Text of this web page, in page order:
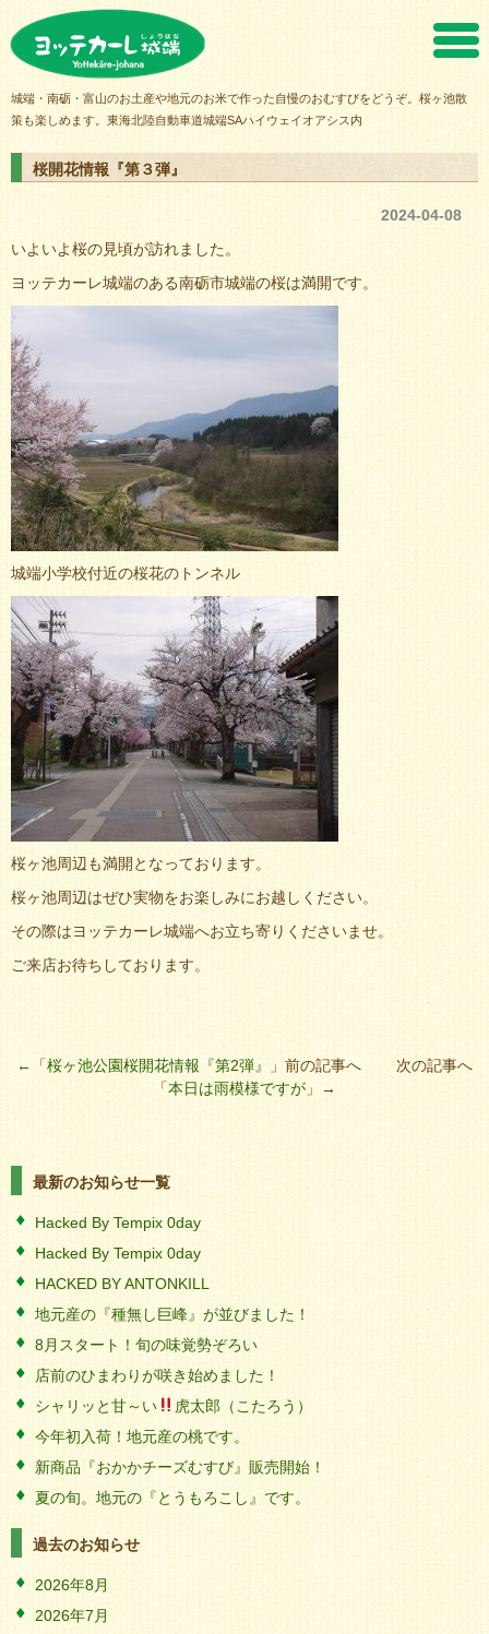
城端・南砺・富山のお土産や地元のお米で作った自慢のおむすびをどうぞ。桜ヶ池散
策も楽しめます。東海北陸自動車道城端SAハイウェイオアシス内
桜開花情報『第３弾』
2024-04-08
いよいよ桜の見頃が訪れました。
ヨッテカーレ城端のある南砺市城端の桜は満開です。
城端小学校付近の桜花のトンネル
桜ヶ池周辺も満開となっております。
桜ヶ池周辺はぜひ実物をお楽しみにお越しください。
その際はヨッテカーレ城端へお立ち寄りくださいませ。
ご来店お待ちしております。
←「桜ヶ池公園桜開花情報『第2弾』
」前の記事へ 次の記事へ
「本日は雨模様ですが」→
最新のお知らせ一覧
Hacked By Tempix 0day
Hacked By Tempix 0day
HACKED BY ANTONKILL
地元産の『種無し巨峰』が並びました！
8月スタート！旬の味覚勢ぞろい
店前のひまわりが咲き始めました！
シャリッと甘～い
虎太郎（こたろう）
今年初入荷！地元産の桃です。
新商品『おかかチーズむすび』販売開始！
夏の旬。地元の『とうもろこし』です。
過去のお知らせ
2026年8月
2026年7月